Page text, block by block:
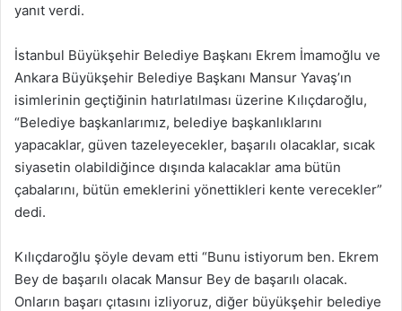
yanıt verdi.
İstanbul Büyükşehir Belediye Başkanı Ekrem İmamoğlu ve
Ankara Büyükşehir Belediye Başkanı Mansur Yavaş’ın
isimlerinin geçtiğinin hatırlatılması üzerine Kılıçdaroğlu,
“Belediye başkanlarımız, belediye başkanlıklarını
yapacaklar, güven tazeleyecekler, başarılı olacaklar, sıcak
siyasetin olabildiğince dışında kalacaklar ama bütün
çabalarını, bütün emeklerini yönettikleri kente verecekler”
dedi.
Kılıçdaroğlu şöyle devam etti “Bunu istiyorum ben. Ekrem
Bey de başarılı olacak Mansur Bey de başarılı olacak.
Onların başarı çıtasını izliyoruz, diğer büyükşehir belediye